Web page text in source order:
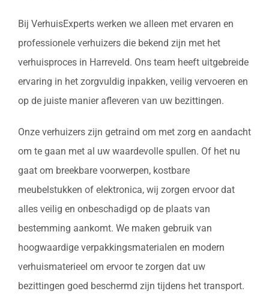
Bij VerhuisExperts werken we alleen met ervaren en
professionele verhuizers die bekend zijn met het
verhuisproces in Harreveld. Ons team heeft uitgebreide
ervaring in het zorgvuldig inpakken, veilig vervoeren en
op de juiste manier afleveren van uw bezittingen.
Onze verhuizers zijn getraind om met zorg en aandacht
om te gaan met al uw waardevolle spullen. Of het nu
gaat om breekbare voorwerpen, kostbare
meubelstukken of elektronica, wij zorgen ervoor dat
alles veilig en onbeschadigd op de plaats van
bestemming aankomt. We maken gebruik van
hoogwaardige verpakkingsmaterialen en modern
verhuismaterieel om ervoor te zorgen dat uw
bezittingen goed beschermd zijn tijdens het transport.